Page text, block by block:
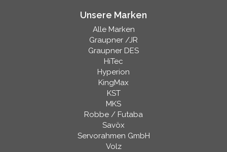
Unsere Marken
Alle Marken
Graupner /JR
Graupner DES
HiTec
Hyperion
KingMax
KST
MKS
Robbe / Futaba
Savöx
Servorahmen GmbH
Volz